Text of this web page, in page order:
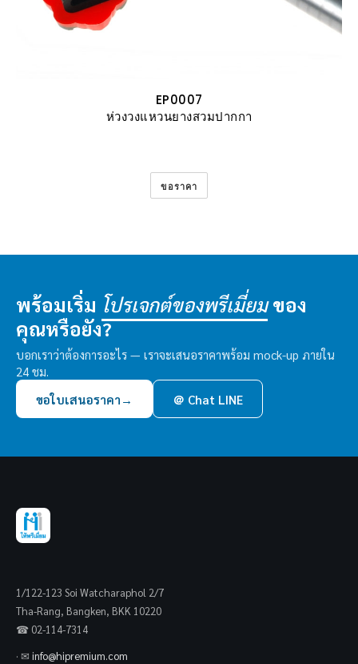
EP0007
ห่วงวงแหวนยางสวมปากกา
ขอราคา
พร้อมเริ่ม โปรเจกต์ของพรีเมี่ยมของ
คุณหรือยัง?
บอกเราว่าต้องการอะไร — เราจะเสนอราคาพร้อม mock-up ภายใน
24 ชม.
ขอใบเสนอราคา → ＠ Chat LINE
1/122-123 Soi Watcharaphol 2/7
Tha-Rang, Bangken, BKK 10220
☎ 02-114-7314
· ✉ info@hipremium.com